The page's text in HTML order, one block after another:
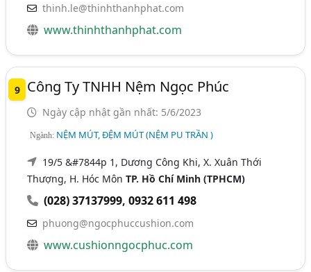
thinh.le@thinhthanhphat.com
www.thinhthanhphat.com
9 Công Ty TNHH Nệm Ngọc Phúc
Ngày cập nhật gần nhất: 5/6/2023
Ngành: NỆM MÚT, ĐỆM MÚT (NỆM PU TRẦN )
19/5 &#7844p 1, Dương Công Khi, X. Xuân Thới
Thượng, H. Hóc MônTP. Hồ Chí Minh (TPHCM)
(028) 37137999,0932 611 498
phuong@ngocphuccushion.com
www.cushionngocphuc.com